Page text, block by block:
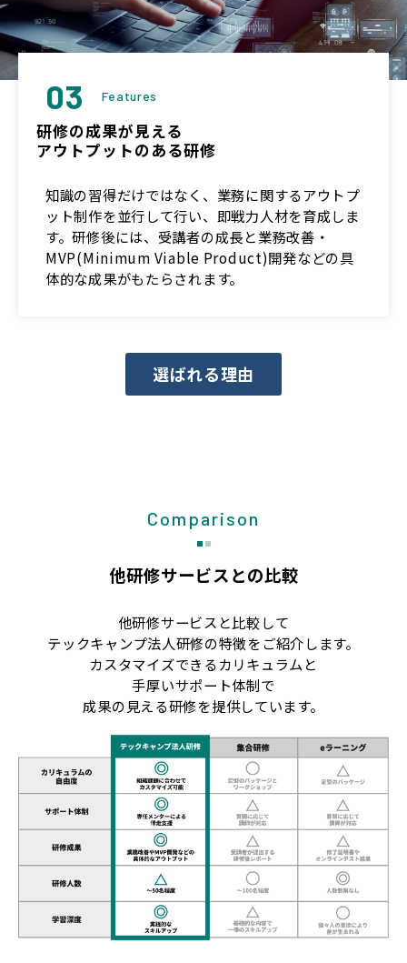
03 Features
研修の成果が見える
アウトプットのある研修
知識の習得だけではなく、業務に関するアウトプ
ット制作を並行して行い、即戦力人材を育成しま
す。研修後には、受講者の成長と業務改善・
MVP(Minimum Viable Product)開発などの具
体的な成果がもたらされます。
選ばれる理由
Comparison
他研修サービスとの比較
他研修サービスと比較して
テックキャンプ法人研修の特徴をご紹介します。
カスタマイズできるカリキュラムと
手厚いサポート体制で
成果の見える研修を提供しています。